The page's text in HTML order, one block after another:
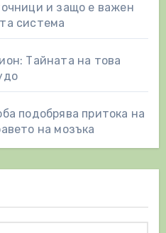
и защо е важен
система
Тайната на това
подобрява притока на
на мозъка